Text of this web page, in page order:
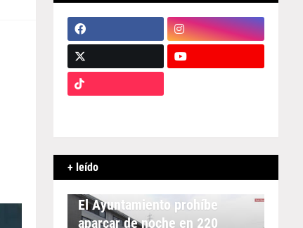
+ leído
APARCAMIENTO
El Ayuntamiento prohíbe
aparcar de noche en 220